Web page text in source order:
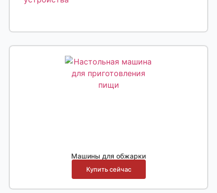
Машины для обжарки
Купить сейчас